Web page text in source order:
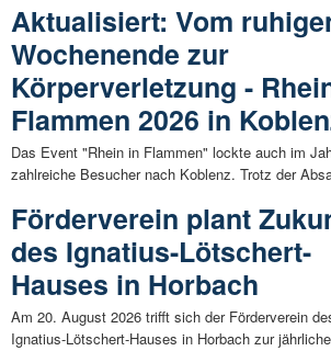
Aktualisiert: Vom
Wochenende zur
Körperverletzung -
Flammen 2026 in
Das Event "Rhein in Flammen" lockte auch im
zahlreiche Besucher nach Koblenz. Trotz der
Förderverein plant
des Ignatius-Lötschert-
Hauses in Horbach
Am 20. August 2026 trifft sich der Förderverein
Ignatius-Lötschert-Hauses in Horbach zur